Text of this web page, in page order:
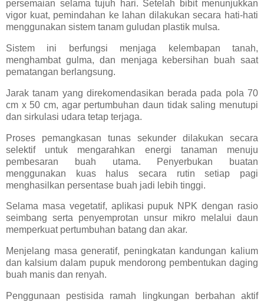
persemaian selama tujuh hari. Setelah bibit menunjukkan
vigor kuat, pemindahan ke lahan dilakukan secara hati-hati
menggunakan sistem tanam guludan plastik mulsa.
Sistem ini berfungsi menjaga kelembapan tanah,
menghambat gulma, dan menjaga kebersihan buah saat
pematangan berlangsung.
Jarak tanam yang direkomendasikan berada pada pola 70
cm x 50 cm, agar pertumbuhan daun tidak saling menutupi
dan sirkulasi udara tetap terjaga.
Proses pemangkasan tunas sekunder dilakukan secara
selektif untuk mengarahkan energi tanaman menuju
pembesaran buah utama. Penyerbukan buatan
menggunakan kuas halus secara rutin setiap pagi
menghasilkan persentase buah jadi lebih tinggi.
Selama masa vegetatif, aplikasi pupuk NPK dengan rasio
seimbang serta penyemprotan unsur mikro melalui daun
memperkuat pertumbuhan batang dan akar.
Menjelang masa generatif, peningkatan kandungan kalium
dan kalsium dalam pupuk mendorong pembentukan daging
buah manis dan renyah.
Penggunaan pestisida ramah lingkungan berbahan aktif